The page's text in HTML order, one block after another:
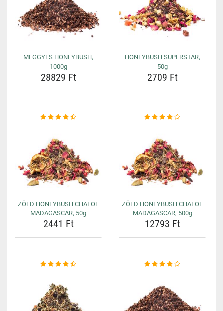
MEGGYES HONEYBUSH,
1000g
28829 Ft
HONEYBUSH SUPERSTAR,
50g
2709 Ft
ZÖLD HONEYBUSH CHAI OF
MADAGASCAR, 50g
2441 Ft
ZÖLD HONEYBUSH CHAI OF
MADAGASCAR, 500g
12793 Ft